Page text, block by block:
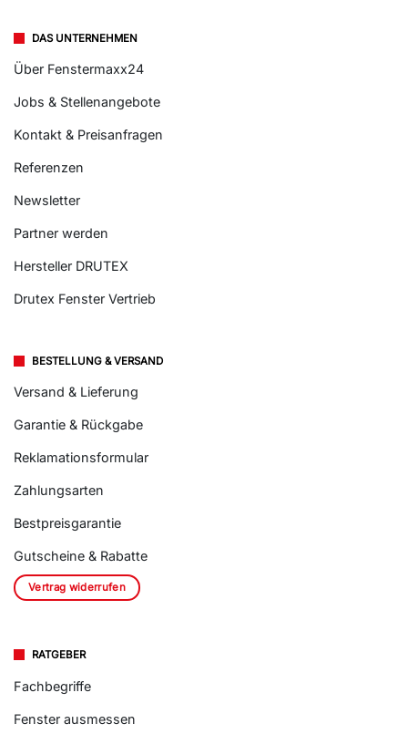
DAS UNTERNEHMEN
Über Fenstermaxx24
Jobs & Stellenangebote
Kontakt & Preisanfragen
Referenzen
Newsletter
Partner werden
Hersteller DRUTEX
Drutex Fenster Vertrieb
BESTELLUNG & VERSAND
Versand & Lieferung
Garantie & Rückgabe
Reklamationsformular
Zahlungsarten
Bestpreisgarantie
Gutscheine & Rabatte
Vertrag widerrufen
RATGEBER
Fachbegriffe
Fenster ausmessen